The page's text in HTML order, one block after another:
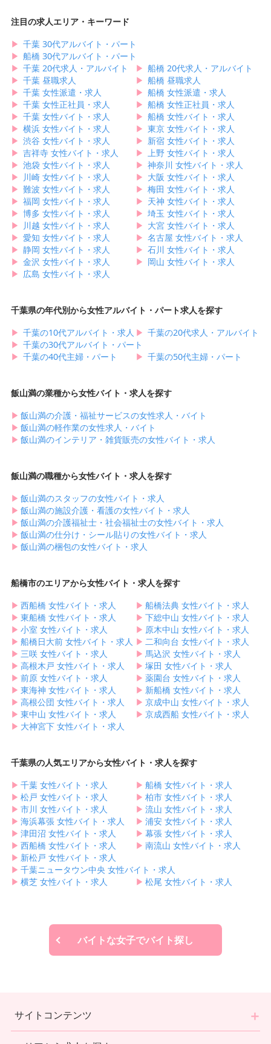
注目の求人エリア・キーワード
▶︎ 千葉 30代アルバイト・パート
▶︎ 船橋 30代アルバイト・パート
▶︎ 千葉 20代求人・アルバイト ▶︎ 船橋 20代求人・アルバイト
▶︎ 千葉 昼職求人 ▶︎ 船橋 昼職求人
▶︎ 千葉 女性派遣・求人 ▶︎ 船橋 女性派遣・求人
▶︎ 千葉 女性正社員・求人 ▶︎ 船橋 女性正社員・求人
▶︎ 千葉 女性バイト・求人 ▶︎ 船橋 女性バイト・求人
▶︎ 横浜 女性バイト・求人 ▶︎ 東京 女性バイト・求人
▶︎ 渋谷 女性バイト・求人 ▶︎ 新宿 女性バイト・求人
▶︎ 吉祥寺 女性バイト・求人 ▶︎ 上野 女性バイト・求人
▶︎ 池袋 女性バイト・求人 ▶︎ 神奈川 女性バイト・求人
▶︎ 川崎 女性バイト・求人 ▶︎ 大阪 女性バイト・求人
▶︎ 難波 女性バイト・求人 ▶︎ 梅田 女性バイト・求人
▶︎ 福岡 女性バイト・求人 ▶︎ 天神 女性バイト・求人
▶︎ 博多 女性バイト・求人 ▶︎ 埼玉 女性バイト・求人
▶︎ 川越 女性バイト・求人 ▶︎ 大宮 女性バイト・求人
▶︎ 愛知 女性バイト・求人 ▶︎ 名古屋 女性バイト・求人
▶︎ 静岡 女性バイト・求人 ▶︎ 石川 女性バイト・求人
▶︎ 金沢 女性バイト・求人 ▶︎ 岡山 女性バイト・求人
▶︎ 広島 女性バイト・求人
千葉県の年代別から女性アルバイト・パート求人を探す
▶︎ 千葉の10代アルバイト・求人 ▶︎ 千葉の20代求人・アルバイト
▶︎ 千葉の30代アルバイト・パート
▶︎ 千葉の40代主婦・パート ▶︎ 千葉の50代主婦・パート
飯山満の業種から女性バイト・求人を探す
▶︎ 飯山満の介護・福祉サービスの女性求人・バイト
▶︎ 飯山満の軽作業の女性求人・バイト
▶︎ 飯山満のインテリア・雑貨販売の女性バイト・求人
飯山満の職種から女性バイト・求人を探す
▶︎ 飯山満のスタッフの女性バイト・求人
▶︎ 飯山満の施設介護・看護の女性バイト・求人
▶︎ 飯山満の介護福祉士・社会福祉士の女性バイト・求人
▶︎ 飯山満の仕分け・シール貼りの女性バイト・求人
▶︎ 飯山満の梱包の女性バイト・求人
船橋市のエリアから女性バイト・求人を探す
▶︎ 西船橋 女性バイト・求人 ▶︎ 船橋法典 女性バイト・求人
▶︎ 東船橋 女性バイト・求人 ▶︎ 下総中山 女性バイト・求人
▶︎ 小室 女性バイト・求人 ▶︎ 原木中山 女性バイト・求人
▶︎ 船橋日大前 女性バイト・求人 ▶︎ 二和向台 女性バイト・求人
▶︎ 三咲 女性バイト・求人 ▶︎ 馬込沢 女性バイト・求人
▶︎ 高根木戸 女性バイト・求人 ▶︎ 塚田 女性バイト・求人
▶︎ 前原 女性バイト・求人 ▶︎ 薬園台 女性バイト・求人
▶︎ 東海神 女性バイト・求人 ▶︎ 新船橋 女性バイト・求人
▶︎ 高根公団 女性バイト・求人 ▶︎ 京成中山 女性バイト・求人
▶︎ 東中山 女性バイト・求人 ▶︎ 京成西船 女性バイト・求人
▶︎ 大神宮下 女性バイト・求人
千葉県の人気エリアから女性バイト・求人を探す
▶︎ 千葉 女性バイト・求人 ▶︎ 船橋 女性バイト・求人
▶︎ 松戸 女性バイト・求人 ▶︎ 柏市 女性バイト・求人
▶︎ 市川 女性バイト・求人 ▶︎ 流山 女性バイト・求人
▶︎ 海浜幕張 女性バイト・求人 ▶︎ 浦安 女性バイト・求人
▶︎ 津田沼 女性バイト・求人 ▶︎ 幕張 女性バイト・求人
▶︎ 西船橋 女性バイト・求人 ▶︎ 南流山 女性バイト・求人
▶︎ 新松戸 女性バイト・求人
▶︎ 千葉ニュータウン中央 女性バイト・求人
▶︎ 横芝 女性バイト・求人 ▶︎ 松尾 女性バイト・求人
バイトな女子でバイト探し
サイトコンテンツ